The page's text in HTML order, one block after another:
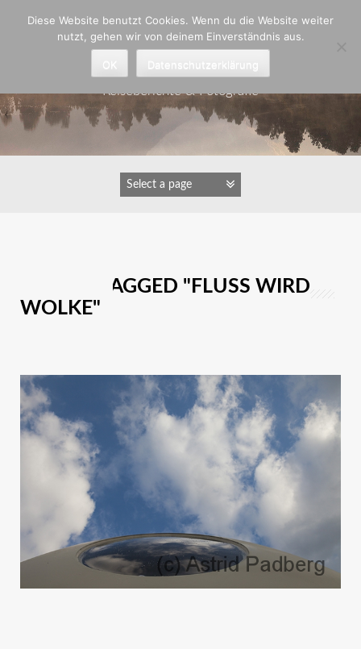
Astrid Padberg
Reiseberichte & Fotografie
IMAGES TAGGED "FLUSS WIRD
WOLKE"
Diese Website benutzt Cookies. Wenn du die Website weiter
nutzt, gehen wir von deinem Einverständnis aus.